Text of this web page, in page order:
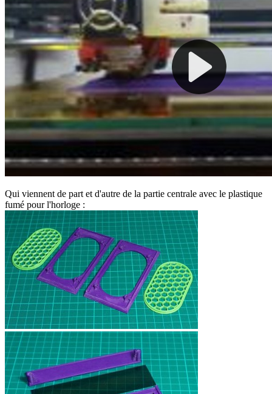
Qui viennent de part et d'autre de la partie centrale avec le plastique
fumé pour l'horloge :